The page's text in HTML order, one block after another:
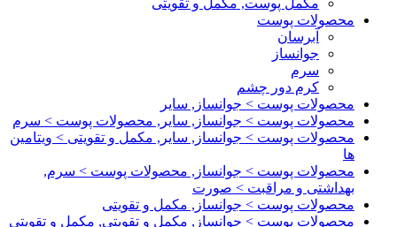
مکمل پوست, مکمل و تقویتی
محصولات پوست
آبرسان
جوانساز
سرم
کرم دور چشم
محصولات پوست > جوانساز, سایر
محصولات پوست > جوانساز, سایر, محصولات پوست > سرم
محصولات پوست > جوانساز, سایر, مکمل و تقویتی > ویتامین
ها
محصولات پوست > جوانساز, محصولات پوست > سرم,
بهداشتی و مراقبت > صورت
محصولات پوست > جوانساز, مکمل و تقویتی
محصولات پوست > جوانساز, مکمل و تقویتی, مکمل و تقویتی